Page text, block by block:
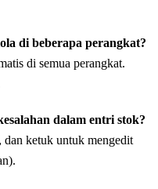
di beberapa perangkat?
di semua perangkat.
dalam entri stok?
dan ketuk untuk mengedit